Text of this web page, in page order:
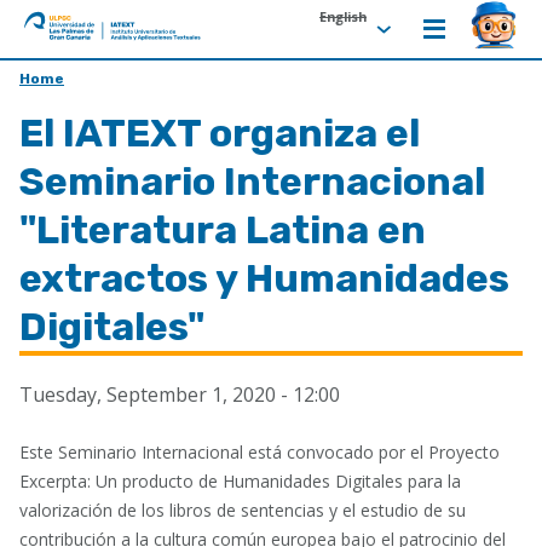
ULPGC
Ir
inicio
de
IATEXT
English
Home
El IATEXT organiza el
Seminario Internacional
"Literatura Latina en
extractos y Humanidades
Digitales"
Tuesday, September 1, 2020 - 12:00
Este Seminario Internacional está convocado por el Proyecto
Excerpta: Un producto de Humanidades Digitales para la
valorización de los libros de sentencias y el estudio de su
contribución a la cultura común europea bajo el patrocinio del